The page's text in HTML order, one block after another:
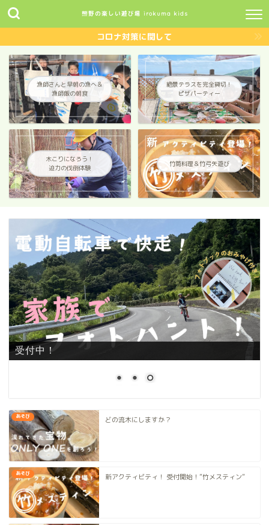
熊野の楽しい遊び場 irokuma kids
コロナ対策に関して
漁師さんと早朝の漁へ＆
漁師飯の朝食
絶景テラスを完全貸切！
ピザパーティー
木こりになろう！
迫力の伐倒体験
竹筒料理＆竹弓矢遊び
受付中！
あそび どの流木にしますか？
あそび 新アクティビティ！ 受付開始！”竹メスティン”